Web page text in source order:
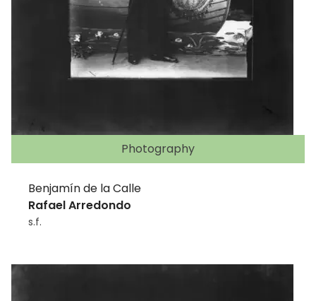
Photography
Benjamín de la Calle
Rafael Arredondo
s.f.